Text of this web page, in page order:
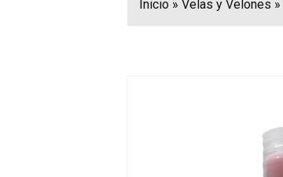
Inicio» Velas y Velones »